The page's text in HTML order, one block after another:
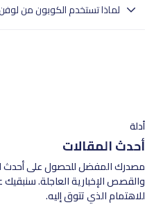
لماذا تستخدم الكوبون من لوفن
أدلة
أحدث المقالات
مصدرك المفضل للحصول على أحدث
والقصص الإخبارية العاجلة.
للاهتمام الذي تتوق إليه.